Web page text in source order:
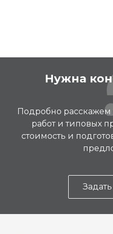
Нужна
Подробно расскажем
работ и типовых
стоимость и